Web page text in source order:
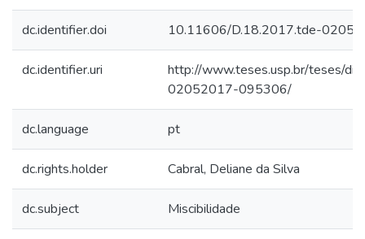
dc.identifier.doi 10.11606/D.18.2017.tde-
dc.identifier.uri
http://www.teses.usp.br/teses/
02052017-095306/
dc.language pt
dc.rights.holder Cabral, Deliane da Silva
dc.subject Miscibilidade